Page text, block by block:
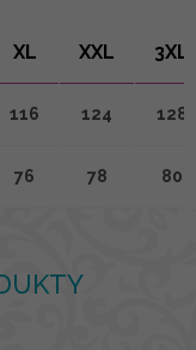
XL XXL 3XL
116 124 128
76 78 80